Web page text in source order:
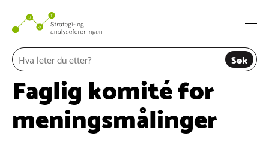
innhold
Søk
Faglig komité for
meningsmålinger